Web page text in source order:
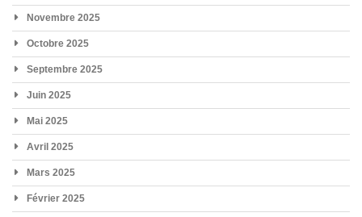
Novembre 2025
Octobre 2025
Septembre 2025
Juin 2025
Mai 2025
Avril 2025
Mars 2025
Février 2025